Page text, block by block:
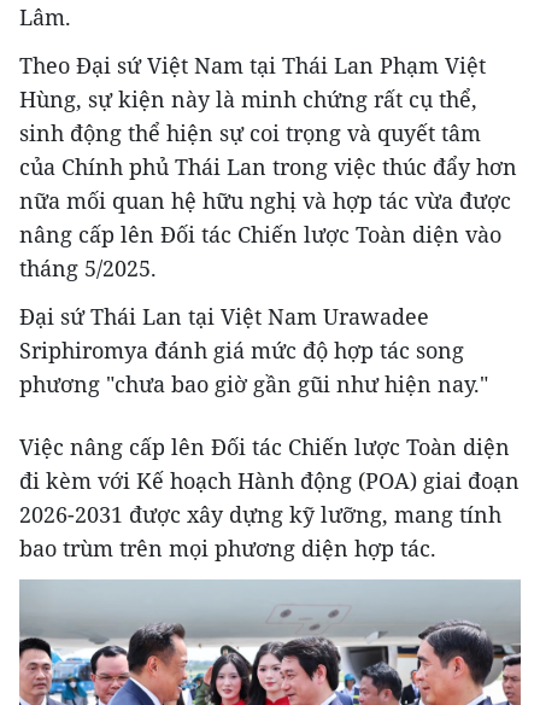
Lâm.
Theo Đại sứ Việt Nam tại Thái Lan Phạm Việt
Hùng, sự kiện này là minh chứng rất cụ thể,
sinh động thể hiện sự coi trọng và quyết tâm
của Chính phủ Thái Lan trong việc thúc đẩy hơn
nữa mối quan hệ hữu nghị và hợp tác vừa được
nâng cấp lên Đối tác Chiến lược Toàn diện vào
tháng 5/2025.
Đại sứ Thái Lan tại Việt Nam Urawadee
Sriphiromya đánh giá mức độ hợp tác song
phương "chưa bao giờ gần gũi như hiện nay."
Việc nâng cấp lên Đối tác Chiến lược Toàn diện
đi kèm với Kế hoạch Hành động (POA) giai đoạn
2026-2031 được xây dựng kỹ lưỡng, mang tính
bao trùm trên mọi phương diện hợp tác.